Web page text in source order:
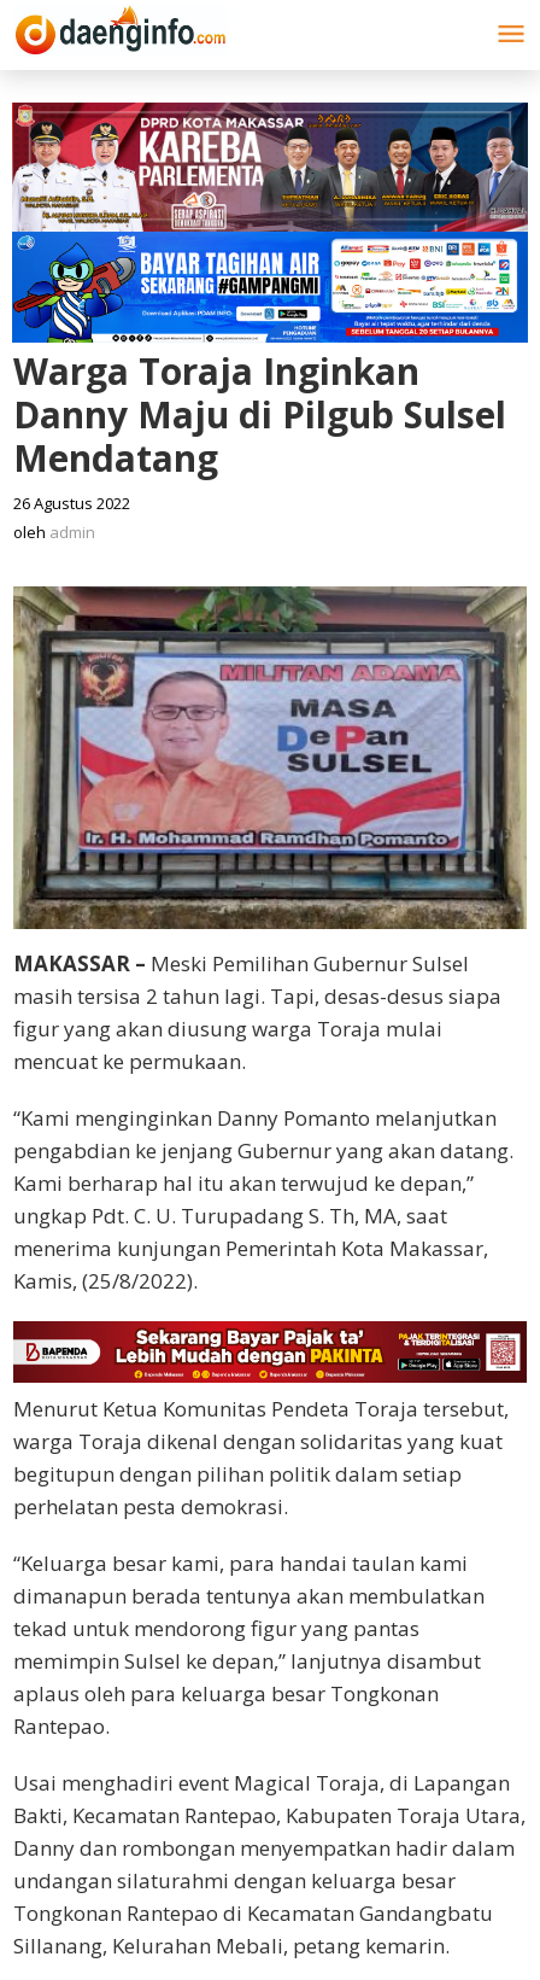
Lewati
ke
Warga Toraja Inginkan
Danny Maju di Pilgub Sulsel
Mendatang
26 Agustus 2022
oleh admin
MAKASSAR – Meski Pemilihan Gubernur Sulsel
masih tersisa 2 tahun lagi. Tapi, desas-desus siapa
figur yang akan diusung warga Toraja mulai
mencuat ke permukaan.
“Kami menginginkan Danny Pomanto melanjutkan
pengabdian ke jenjang Gubernur yang akan datang.
Kami berharap hal itu akan terwujud ke depan,”
ungkap Pdt. C. U. Turupadang S. Th, MA, saat
menerima kunjungan Pemerintah Kota Makassar,
Kamis, (25/8/2022).
Menurut Ketua Komunitas Pendeta Toraja tersebut,
warga Toraja dikenal dengan solidaritas yang kuat
begitupun dengan pilihan politik dalam setiap
perhelatan pesta demokrasi.
“Keluarga besar kami, para handai taulan kami
dimanapun berada tentunya akan membulatkan
tekad untuk mendorong figur yang pantas
memimpin Sulsel ke depan,” lanjutnya disambut
aplaus oleh para keluarga besar Tongkonan
Rantepao.
Usai menghadiri event Magical Toraja, di Lapangan
Bakti, Kecamatan Rantepao, Kabupaten Toraja Utara,
Danny dan rombongan menyempatkan hadir dalam
undangan silaturahmi dengan keluarga besar
Tongkonan Rantepao di Kecamatan Gandangbatu
Sillanang, Kelurahan Mebali, petang kemarin.